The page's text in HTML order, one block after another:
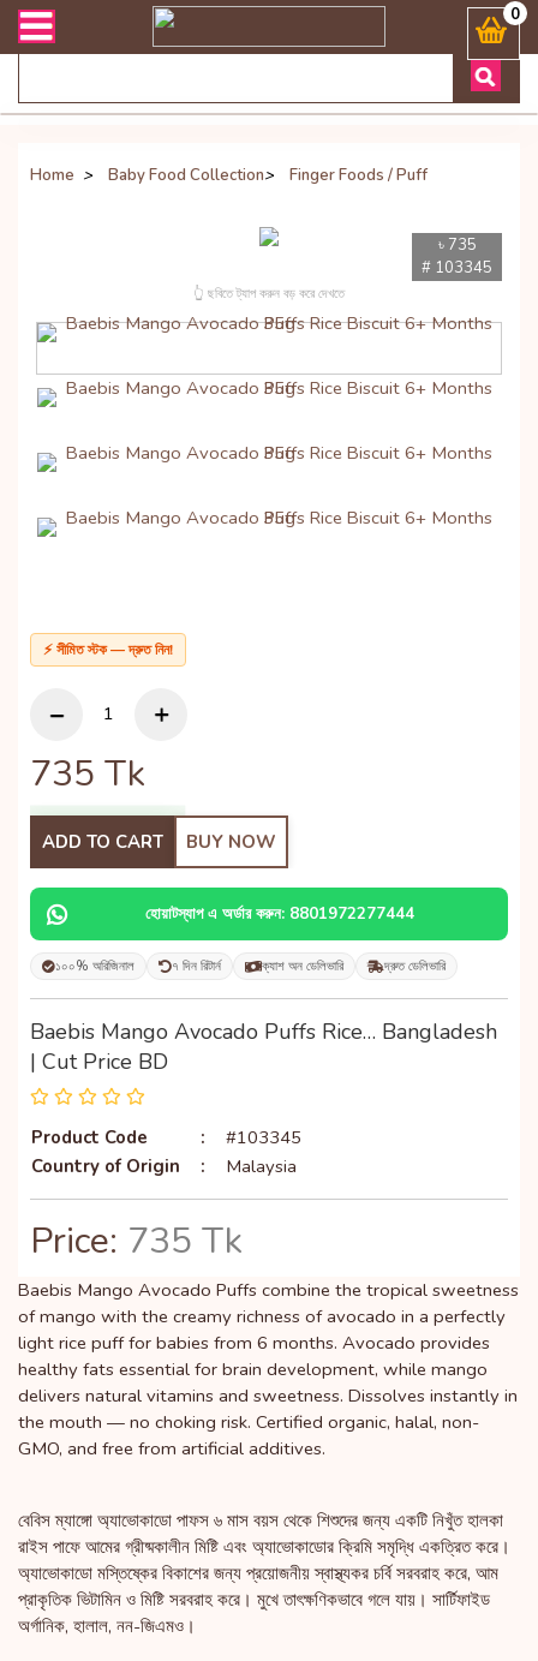
) 8801972277444 Bangladesh's Most Trusted Online Shop
0
Home > Baby Food Collection> Finger Foods / Puff
৳ 735
# 103345
👆 ছবিতে ট্যাপ করুন বড় করে দেখতে
⚡ সীমিত স্টক — দ্রুত নিন!
735 Tk
ADD TO CART BUY NOW
হোয়াটস্যাপ এ অর্ডার করুন: 8801972277444
১০০% অরিজিনাল ৭ দিন রিটার্ন ক্যাশ অন ডেলিভারি দ্রুত ডেলিভারি
Baebis Mango Avocado Puffs Rice… Bangladesh
| Cut Price BD
Product Code :
#103345
Country of Origin
: Malaysia
Price: 735 Tk
Baebis Mango Avocado Puffs combine the tropical sweetness
of mango with the creamy richness of avocado in a perfectly
light rice puff for babies from 6 months. Avocado provides
healthy fats essential for brain development, while mango
delivers natural vitamins and sweetness. Dissolves instantly in
the mouth — no choking risk. Certified organic, halal, non-
GMO, and free from artificial additives.
বেবিস ম্যাঙ্গো অ্যাভোকাডো পাফস ৬ মাস বয়স থেকে শিশুদের জন্য একটি নিখুঁত হালকা
রাইস পাফে আমের গ্রীষ্মকালীন মিষ্টি এবং অ্যাভোকাডোর ক্রিমি সমৃদ্ধি একত্রিত করে।
অ্যাভোকাডো মস্তিষ্কের বিকাশের জন্য প্রয়োজনীয় স্বাস্থ্যকর চর্বি সরবরাহ করে, আম
প্রাকৃতিক ভিটামিন ও মিষ্টি সরবরাহ করে। মুখে তাৎক্ষণিকভাবে গলে যায়। সার্টিফাইড
অর্গানিক, হালাল, নন-জিএমও।